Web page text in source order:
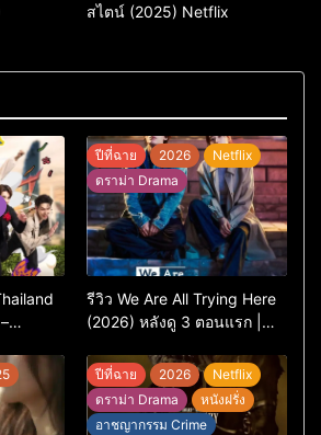
สไตน์ (2025) Netflix
ปีที่ฉาย 2026
Netflix
ดราม่า Drama
รีวิว We Are All Trying Here
(2026) หลังดู 3 ตอนแรก |
แต่ยังไปไม่ถึงไหน
ปีที่ฉาย 2026
Netflix
ดราม่า Drama
หนังฝรั่ง
อาชญากรรม Crime